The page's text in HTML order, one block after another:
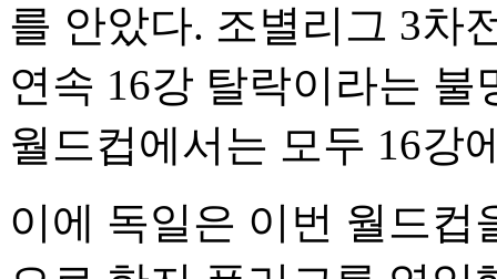
를 안았다. 조별리그 3차
연속 16강 탈락이라는
월드컵에서는 모두 16강
이에 독일은 이번 월드컵